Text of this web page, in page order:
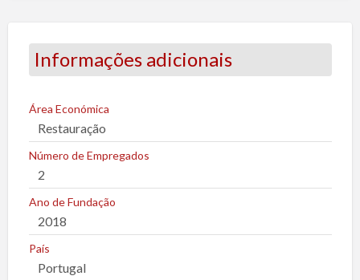
t
r
u
m
p
r
o
b
l
e
Informações adicionais
Área Económica
Restauração
Número de Empregados
2
Ano de Fundação
2018
País
Portugal